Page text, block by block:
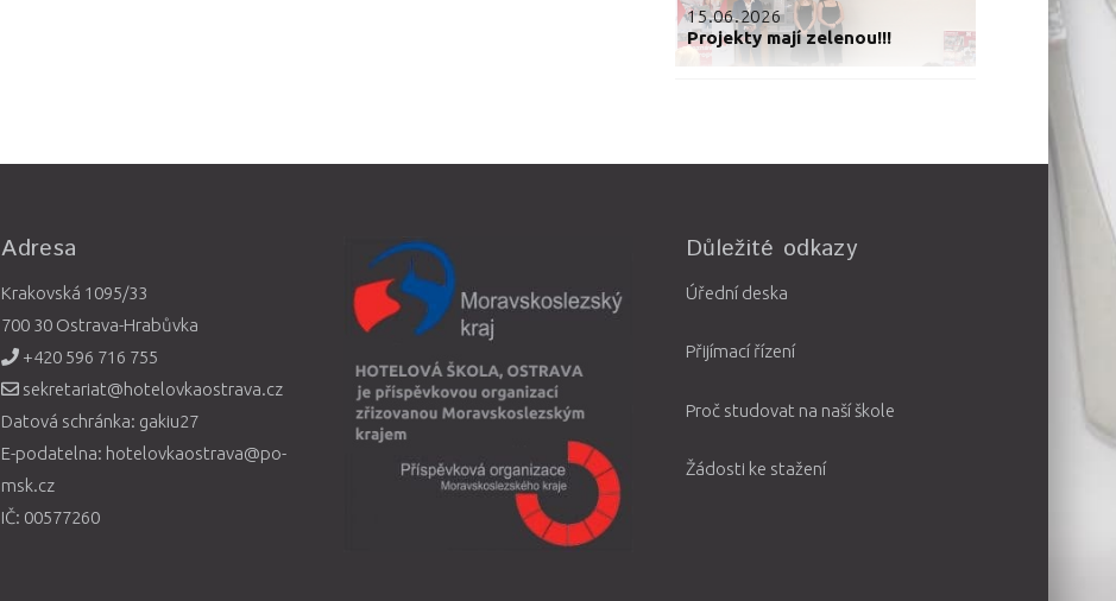
15.06.2026
Projekty mají zelenou!!!
Adresa
Krakovská 1095/33
700 30 Ostrava-Hrabůvka
+420 596 716 755
sekretariat@hotelovkaostrava.cz
Datová schránka: gakiu27
E-podatelna: hotelovkaostrava@po-
msk.cz
IČ: 00577260
Důležité odkazy
Úřední deska
Přijímací řízení
Proč studovat na naší škole
Žádosti ke stažení